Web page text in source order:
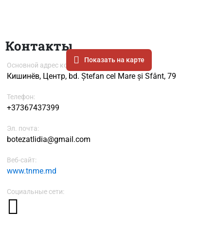
Контакты
Показать на карте
Основной адрес компании
Кишинёв, Центр, bd. Ștefan cel Mare și Sfânt, 79
Телефон:
+37367437399
Эл. почта:
botezatlidia@gmail.com
Веб-сайт:
www.tnme.md
Социальные сети: